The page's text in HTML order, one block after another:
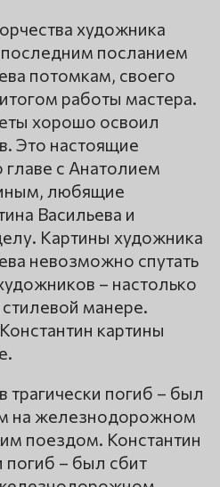
художника
последним посланием
потомкам, своего
работы мастера.
хорошо освоил
Это настоящие
главе с Анатолием
любящие
Васильева и
Картины художника
невозможно спутать
– настолько
манере.
картины
трагически погиб – был
на железнодорожном
поездом. Константин
погиб – был сбит